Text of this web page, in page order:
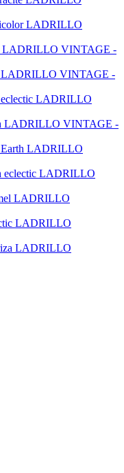
LADRILLO
LADRILLO VINTAGE -
LADRILLO VINTAGE -
LADRILLO
LADRILLO VINTAGE -
LADRILLO
LADRILLO
LADRILLO
LADRILLO
LADRILLO